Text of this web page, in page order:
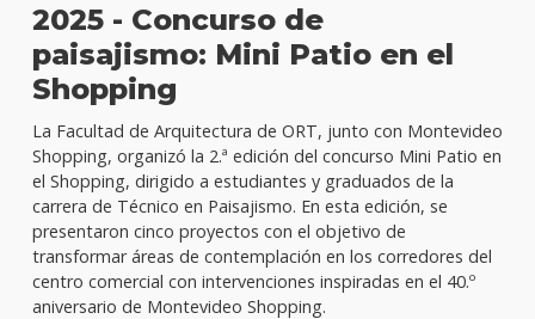
2025 - Concurso de
paisajismo: Mini Patio en el
Shopping
La Facultad de Arquitectura de ORT, junto con Montevideo
Shopping, organizó la 2.ª edición del concurso Mini Patio en
el Shopping, dirigido a estudiantes y graduados de la
carrera de Técnico en Paisajismo. En esta edición, se
presentaron cinco proyectos con el objetivo de
transformar áreas de contemplación en los corredores del
centro comercial con intervenciones inspiradas en el 40.º
aniversario de Montevideo Shopping.